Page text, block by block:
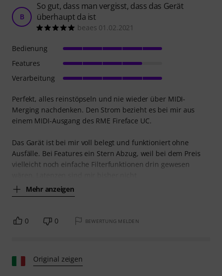
B
So gut, dass man vergisst, dass das Gerät
überhaupt da ist
beaes 01.02.2021
Perfekt, alles reinstöpseln und nie wieder über MIDI-
Merging nachdenken. Den Strom bezieht es bei mir aus
einem MIDI-Ausgang des RME Fireface UC.
Das Garät ist bei mir voll belegt und funktioniert ohne
Ausfälle. Bei Features ein Stern Abzug, weil bei dem Preis
vielleicht noch einfache Filterfunktionen drin gewesen
Mehr anzeigen
Bedienung
Features
Verarbeitung
0 0 BEWERTUNG MELDEN
Original zeigen